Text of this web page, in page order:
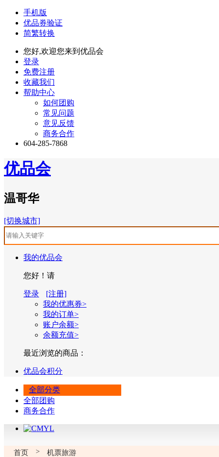
手机版
优品券验证
简繁转换
您好,欢迎您来到优品会
登录
免费注册
收藏我们
帮助中心
如何团购
常见问题
意见反馈
商务合作
604-285-7868
优品会
温哥华
[切换城市]
我的优品会
您好！请
登录
[注册]
我的优惠券>
我的订单>
账户余额>
余额充值>
最近浏览的商品：
优品会积分
全部分类
全部团购
商务合作
首页 > 机票旅游